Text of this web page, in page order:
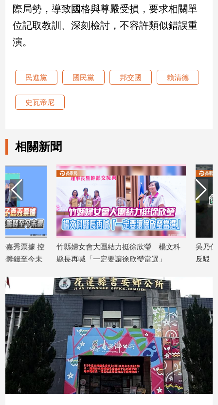
生
活
室
內
設
美
食
星
座/
命
理
消
費
健
康/
親
藝
術
／
文
創
影
推
薦
際局勢，導致國格與尊嚴受損，要求相關單
位記取教訓、深刻檢討，不容許類似錯誤重
演。
民進黨 國民黨 邦交國 賴清德
史瓦帝尼
相關新聞
竹縣婦女會大團結力挺徐欣瑩 楊文科
縣長再喊「一定要讓徐欣瑩當選」
吳乃仁管收12天就
反駁：沒有司法雙標